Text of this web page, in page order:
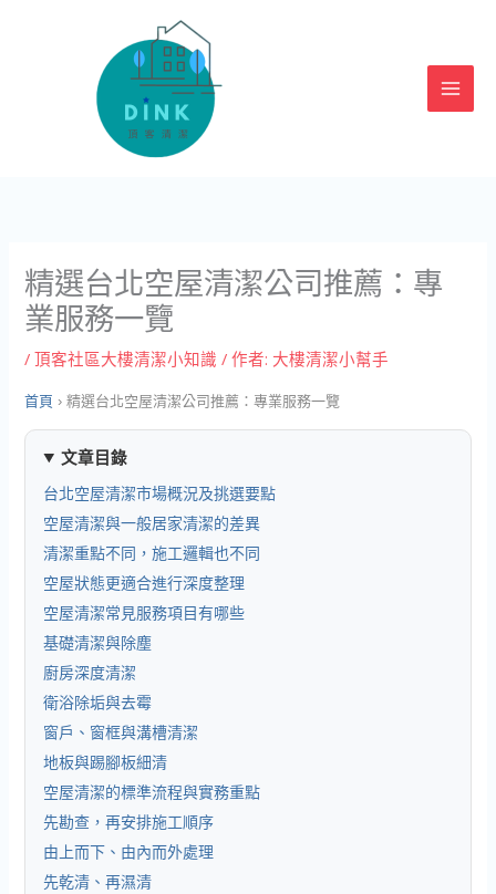
精選台北空屋清潔公司推薦：專
業服務一覽
/頂客社區大樓清潔小知識 / 作者: 大樓清潔小幫手
首頁 ›精選台北空屋清潔公司推薦：專業服務一覽
文章目錄
台北空屋清潔市場概況及挑選要點
空屋清潔與一般居家清潔的差異
清潔重點不同，施工邏輯也不同
空屋狀態更適合進行深度整理
空屋清潔常見服務項目有哪些
基礎清潔與除塵
廚房深度清潔
衛浴除垢與去霉
窗戶、窗框與溝槽清潔
地板與踢腳板細清
空屋清潔的標準流程與實務重點
先勘查，再安排施工順序
由上而下、由內而外處理
先乾清、再濕清